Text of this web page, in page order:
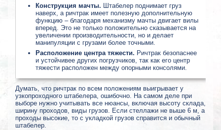
Конструкция мачты. Штабелер поднимает груз
наверх, а ричтрак имеет полезную дополнительную
функцию – благодаря механизму мачты двигает вилы
вперед. Это не только положительно сказывается на
увеличении производительности, но и делает
манипуляции с грузами более точными.
Расположение центра тяжести. Ричтрак безопаснее
и устойчивее других погрузчиков, так как его центр
тяжести расположен между опорными консолями.
Думать, что ричтрак по всем положениям выигрывает у
узкопроходного штабелера, ошибочно. На самом деле при
выборе нужно учитывать все нюансы, включая высоту склада,
ширину проходов, виды грузов. Если стеллажи не выше 6 м, а
проходы высокие, то с укладкой грузов справится и обычный
штабелер.